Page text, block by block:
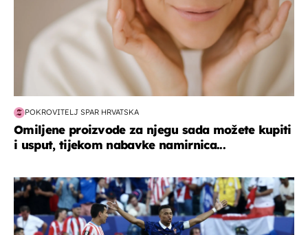
POKROVITELJ SPAR HRVATSKA
Omiljene proizvode za njegu sada možete kupiti
i usput, tijekom nabavke namirnica...
svjetsko prvenstvo 2026